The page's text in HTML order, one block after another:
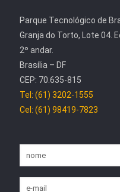
Parque Tecnológico de
Granja do Torto, Lote 04.
2º andar.
Brasília – DF
CEP: 70.635-815
Tel: (61) 3202-1555
Cel: (61) 98419-7823